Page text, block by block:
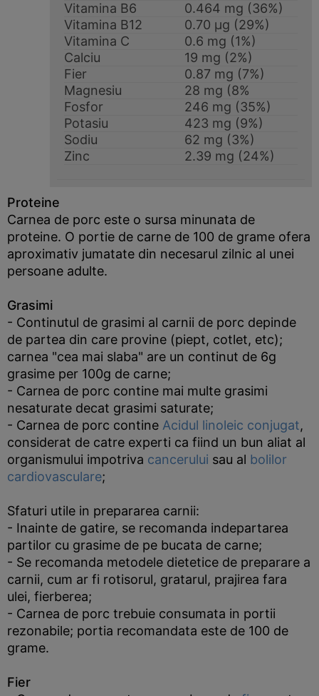
Vitamina B6
0.464 mg (36%)
Vitamina B12
0.70 μg (29%)
Vitamina C
0.6 mg (1%)
Calciu
19 mg (2%)
Fier
0.87 mg (7%)
Magnesiu
28 mg (8%
Fosfor
246 mg (35%)
Potasiu
423 mg (9%)
Sodiu
62 mg (3%)
Zinc
2.39 mg (24%)
Proteine
Carnea de porc este o sursa minunata de
proteine. O portie de carne de 100 de grame ofera
aproximativ jumatate din necesarul zilnic al unei
persoane adulte.
Grasimi
- Continutul de grasimi al carnii de porc depinde
de partea din care provine (piept, cotlet, etc);
carnea "cea mai slaba" are un continut de 6g
grasime per 100g de carne;
- Carnea de porc contine mai multe grasimi
nesaturate decat grasimi saturate;
- Carnea de porc contine Acidul linoleic conjugat,
considerat de catre experti ca fiind un bun aliat al
organismului impotriva cancerului sau al bolilor
cardiovasculare;
Sfaturi utile in prepararea carnii:
- Inainte de gatire, se recomanda indepartarea
partilor cu grasime de pe bucata de carne;
- Se recomanda metodele dietetice de preparare a
carnii, cum ar fi rotisorul, gratarul, prajirea fara
ulei, fierberea;
- Carnea de porc trebuie consumata in portii
rezonabile; portia recomandata este de 100 de
grame.
Fier